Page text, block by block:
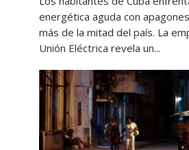
energética aguda con
más de la mitad del país. La
Unión Eléctrica revela un...